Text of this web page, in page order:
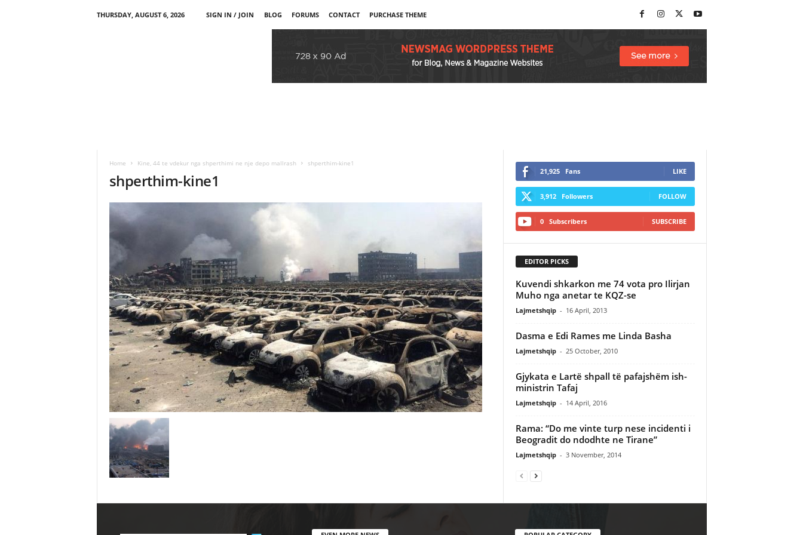
THURSDAY, AUGUST 6, 2026 SIGN IN / JOIN BLOG FORUMS CONTACT PURCHASE THEME
Home Kine, 44 te vdekur nga shperthimi ne nje depo mallrash shperthim-kine1
shperthim-kine1 21,925 Fans LIKE
3,912 Followers FOLLOW
0 Subscribers SUBSCRIBE
EDITOR PICKS
Kuvendi shkarkon me 74 vota pro Ilirjan
Muho nga anetar te KQZ-se
Lajmetshqip - 16 April, 2013
Dasma e Edi Rames me Linda Basha
Lajmetshqip - 25 October, 2010
Gjykata e Lartë shpall të pafajshëm ish-
ministrin Tafaj
Lajmetshqip - 14 April, 2016
Rama: “Do me vinte turp nese incidenti i
Beogradit do ndodhte ne Tirane”
Lajmetshqip - 3 November, 2014